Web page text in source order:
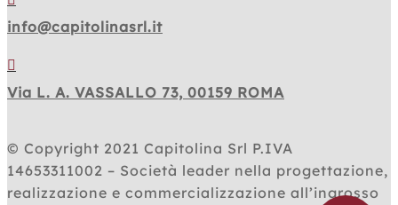
info@capitolinasrl.it

Via L. A. VASSALLO 73, 00159 ROMA
© Copyright 2021 Capitolina Srl P.IVA
14653311002 – Società leader nella progettazione,
realizzazione e commercializzazione all’ingrosso